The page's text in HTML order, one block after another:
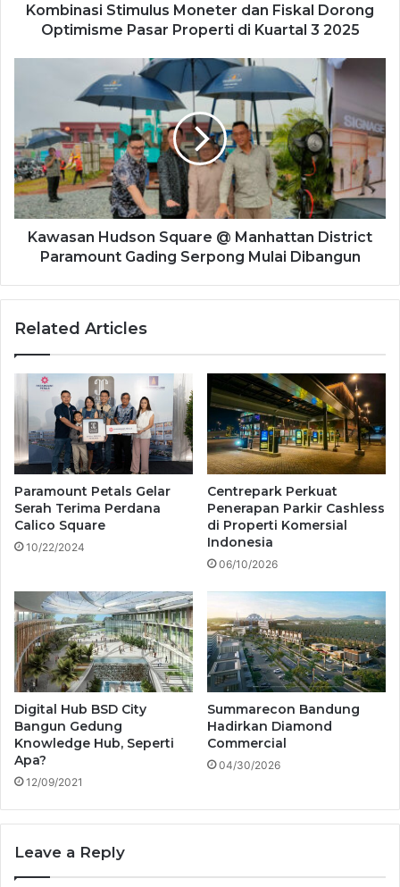
Kombinasi Stimulus Moneter dan Fiskal Dorong
Optimisme Pasar Properti di Kuartal 3 2025
Kawasan Hudson Square @ Manhattan District
Paramount Gading Serpong Mulai Dibangun
Related Articles
Paramount Petals Gelar
Serah Terima Perdana
Calico Square
10/22/2024
Centrepark Perkuat
Penerapan Parkir Cashless
di Properti Komersial
Indonesia
06/10/2026
Digital Hub BSD City
Bangun Gedung
Knowledge Hub, Seperti
Apa?
12/09/2021
Summarecon Bandung
Hadirkan Diamond
Commercial
04/30/2026
Leave a Reply